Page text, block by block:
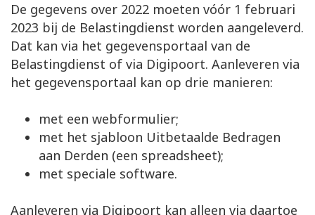
De gegevens over 2022 moeten vóór 1 februari
2023 bij de Belastingdienst worden aangeleverd.
Dat kan via het gegevensportaal van de
Belastingdienst of via Digipoort. Aanleveren via
het gegevensportaal kan op drie manieren:
met een webformulier;
met het sjabloon Uitbetaalde Bedragen
aan Derden (een spreadsheet);
met speciale software.
Aanleveren via Digipoort kan alleen via daartoe